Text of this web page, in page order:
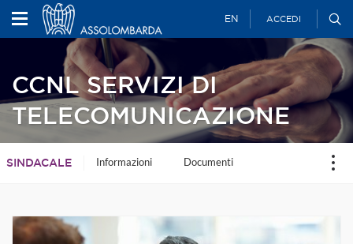
EN ACCEDI
CCNL SERVIZI DI
TELECOMUNICAZIONE
SINDACALE Informazioni Documenti